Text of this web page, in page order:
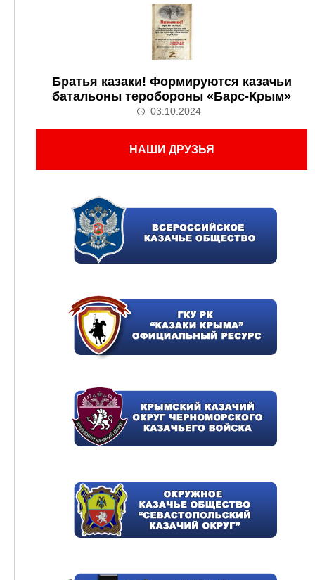
Братья казаки! Формируются казачьи
батальоны теробороны «Барс-Крым»
03.10.2024
НАШИ ДРУЗЬЯ